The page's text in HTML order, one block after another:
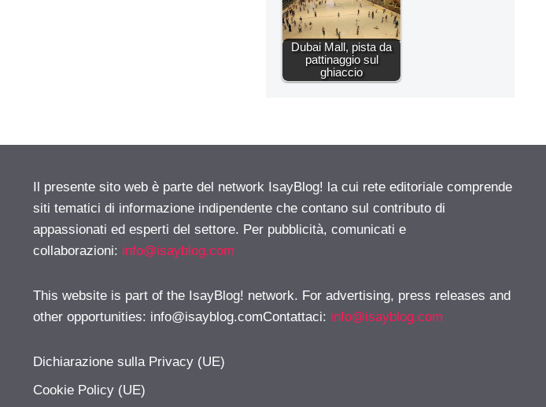
Dubai Mall, pista da
pattinaggio sul
ghiaccio
Il presente sito web è parte del network IsayBlog! la cui rete editoriale comprende
siti tematici di informazione indipendente che contano sul contributo di
appassionati ed esperti del settore. Per pubblicità, comunicati e
collaborazioni: info@isayblog.com
This website is part of the IsayBlog! network. For advertising, press releases and
other opportunities: info@isayblog.comContattaci: info@isayblog.com
Dichiarazione sulla Privacy (UE)
Cookie Policy (UE)